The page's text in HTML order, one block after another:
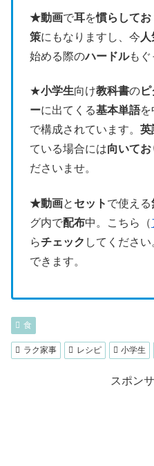
★動画で耳を慣らしてお
策にもなりますし、今
始める際のハードルもぐ
★小学生向け教科書の
ーに出てくる基本単語を
で構成されています。 英
ている場合には向いて
ださいませ。
★動画と セット で使える
グ内で配布中。こちら（
らチェック してください
できます。
食
ラク家事 レシピ 小学生
スポン